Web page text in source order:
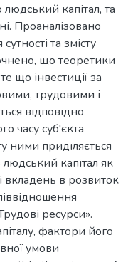
людський капітал, та
Проаналізовано
та змісту
що теоретики
що інвестиції за
трудовими і
відповідно
часу суб'єкта
ними приділяється
капітал як
вкладень в розвиток
ресурси».
фактори його
умови